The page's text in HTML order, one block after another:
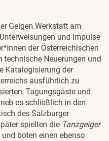
Geigen.Werkstatt am
und Impulse
der Österreichischen
Neuerungen und
Katalogisierung der
ausführlich zu
Tagungsgäste und
es schließlich in den
des Salzburger
spielten die Tanzgeiger
boten einen ebenso